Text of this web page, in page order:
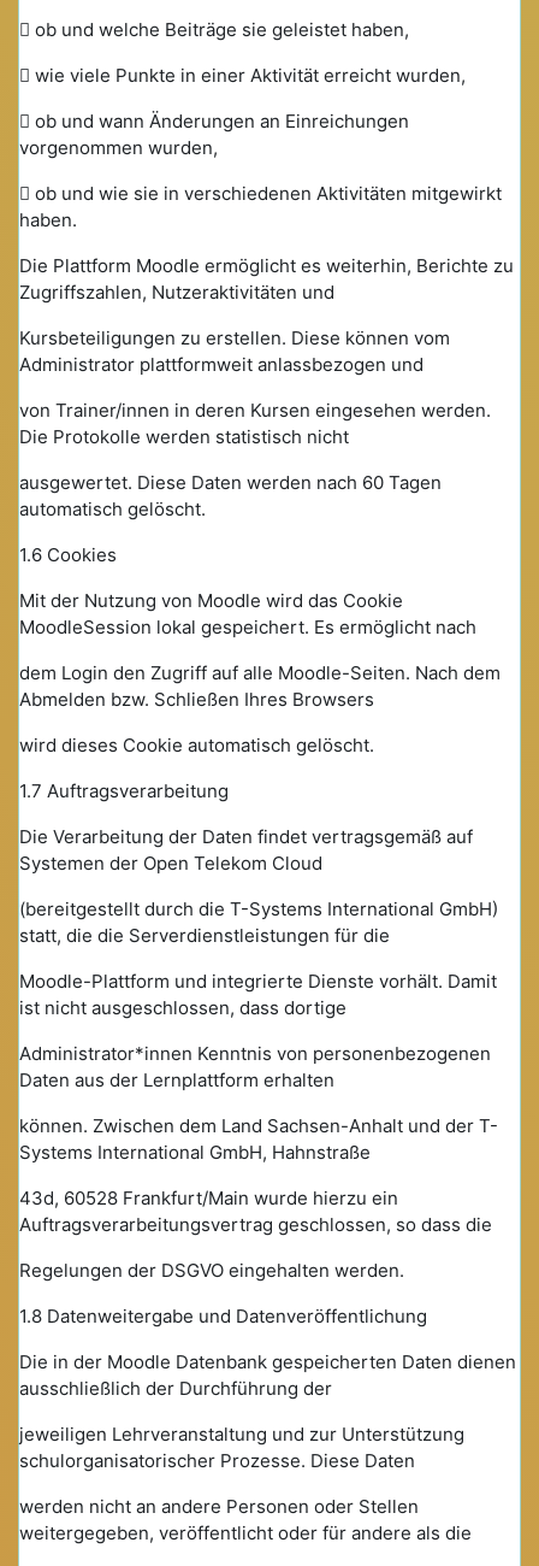
 ob und welche Beiträge sie geleistet haben,
 wie viele Punkte in einer Aktivität erreicht wurden,
 ob und wann Änderungen an Einreichungen
vorgenommen wurden,
 ob und wie sie in verschiedenen Aktivitäten mitgewirkt
haben.
Die Plattform Moodle ermöglicht es weiterhin, Berichte zu
Zugriffszahlen, Nutzeraktivitäten und
Kursbeteiligungen zu erstellen. Diese können vom
Administrator plattformweit anlassbezogen und
von Trainer/innen in deren Kursen eingesehen werden.
Die Protokolle werden statistisch nicht
ausgewertet. Diese Daten werden nach 60 Tagen
automatisch gelöscht.
1.6 Cookies
Mit der Nutzung von Moodle wird das Cookie
MoodleSession lokal gespeichert. Es ermöglicht nach
dem Login den Zugriff auf alle Moodle-Seiten. Nach dem
Abmelden bzw. Schließen Ihres Browsers
wird dieses Cookie automatisch gelöscht.
1.7 Auftragsverarbeitung
Die Verarbeitung der Daten findet vertragsgemäß auf
Systemen der Open Telekom Cloud
(bereitgestellt durch die T-Systems International GmbH)
statt, die die Serverdienstleistungen für die
Moodle-Plattform und integrierte Dienste vorhält. Damit
ist nicht ausgeschlossen, dass dortige
Administrator*innen Kenntnis von personenbezogenen
Daten aus der Lernplattform erhalten
können. Zwischen dem Land Sachsen-Anhalt und der T-
Systems International GmbH, Hahnstraße
43d, 60528 Frankfurt/Main wurde hierzu ein
Auftragsverarbeitungsvertrag geschlossen, so dass die
Regelungen der DSGVO eingehalten werden.
1.8 Datenweitergabe und Datenveröffentlichung
Die in der Moodle Datenbank gespeicherten Daten dienen
ausschließlich der Durchführung der
jeweiligen Lehrveranstaltung und zur Unterstützung
schulorganisatorischer Prozesse. Diese Daten
werden nicht an andere Personen oder Stellen
weitergegeben, veröffentlicht oder für andere als die